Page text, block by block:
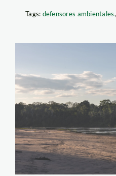
Tags: defensores ambientales,
Playa
Diego